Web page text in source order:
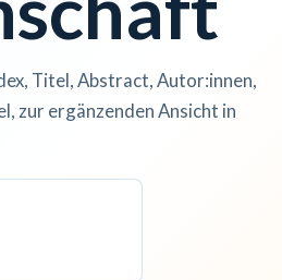
Titel, Abstract, Autor:innen,
zur ergänzenden Ansicht in